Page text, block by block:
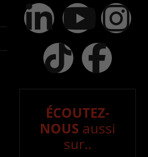
ÉCOUTEZ-
NOUS aussi
sur..